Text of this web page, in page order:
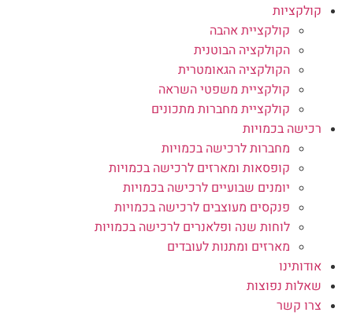
קולקציות
קולקציית אהבה
הקולקציה הבוטנית
הקולקציה הגאומטרית
קולקציית משפטי השראה
קולקציית מחברות מתכונים
רכישה בכמויות
מחברות לרכישה בכמויות
קופסאות ומארזים לרכישה בכמויות
יומנים שבועיים לרכישה בכמויות
פנקסים מעוצבים לרכישה בכמויות
לוחות שנה ופלאנרים לרכישה בכמויות
מארזים ומתנות לעובדים
אודותינו
שאלות נפוצות
צרו קשר